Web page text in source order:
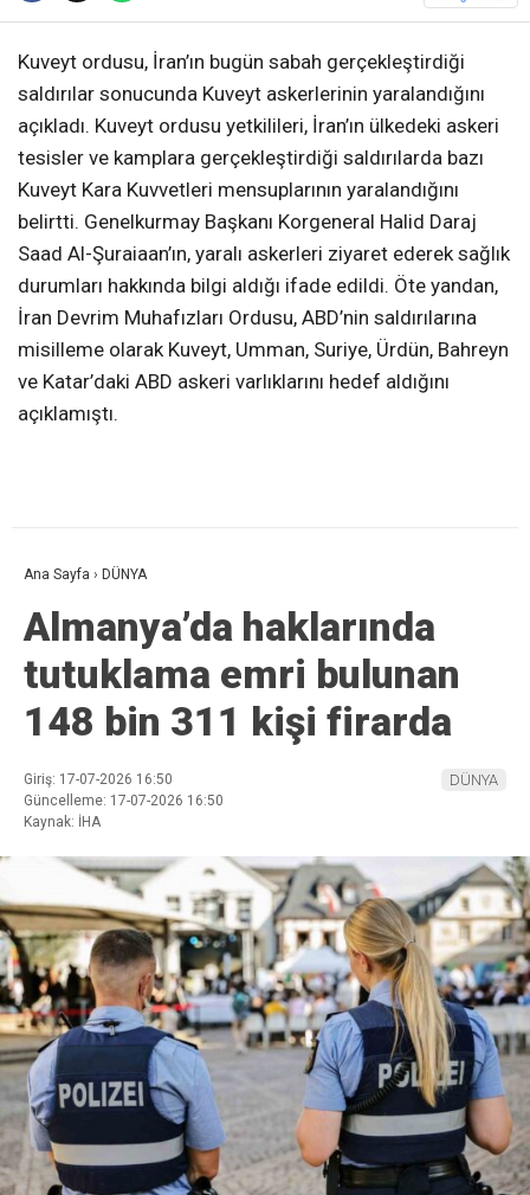
Kuveyt ordusu, İran’ın bugün sabah gerçekleştirdiği
saldırılar sonucunda Kuveyt askerlerinin yaralandığını
açıkladı. Kuveyt ordusu yetkilileri, İran’ın ülkedeki askeri
tesisler ve kamplara gerçekleştirdiği saldırılarda bazı
Kuveyt Kara Kuvvetleri mensuplarının yaralandığını
belirtti. Genelkurmay Başkanı Korgeneral Halid Daraj
Saad Al-Şuraiaan’ın, yaralı askerleri ziyaret ederek sağlık
durumları hakkında bilgi aldığı ifade edildi. Öte yandan,
İran Devrim Muhafızları Ordusu, ABD’nin saldırılarına
misilleme olarak Kuveyt, Umman, Suriye, Ürdün, Bahreyn
ve Katar’daki ABD askeri varlıklarını hedef aldığını
açıklamıştı.
Ana Sayfa › DÜNYA
Almanya’da haklarında
tutuklama emri bulunan
148 bin 311 kişi firarda
Giriş: 17-07-2026 16:50
Güncelleme: 17-07-2026 16:50
Kaynak: İHA
DÜNYA